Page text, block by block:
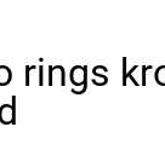
rings